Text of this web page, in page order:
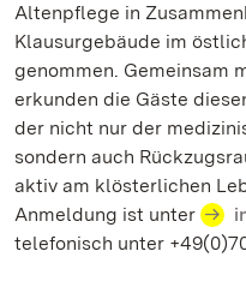
Altenpflege in
Klausurgebäude im
genommen. Gemeinsam
erkunden die Gäste
der nicht nur der
sondern auch
aktiv am klösterlichen
Anmeldung ist unter
telefonisch unter